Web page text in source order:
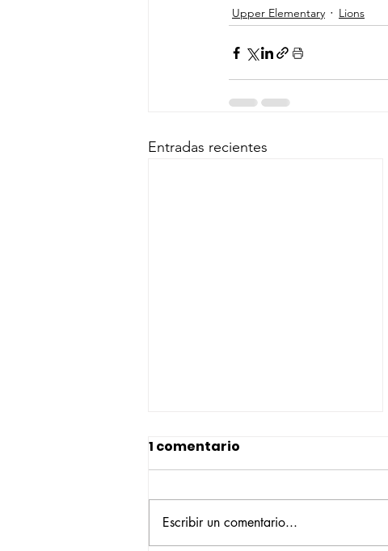
Upper Elementary Lions
Entradas recientes
1 comentario
Escribir un comentario...